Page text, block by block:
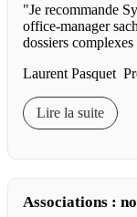
"Je recommande
office-manager
dossiers
Laurent Pasquet
Lire la suite
Associations :